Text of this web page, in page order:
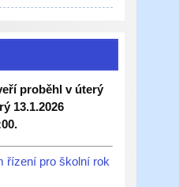
proběhl v úterý
13.1.2026
řízení pro školní rok